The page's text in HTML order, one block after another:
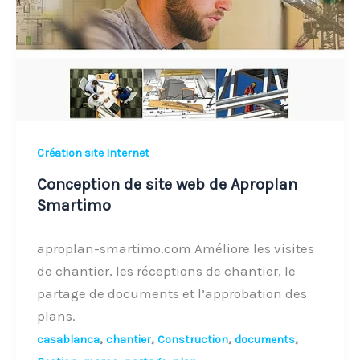
Création site Internet
Conception de site web de Aproplan
Smartimo
aproplan-smartimo.com Améliore les visites
de chantier, les réceptions de chantier, le
partage de documents et l’approbation des
plans.
casablanca, chantier, Construction, documents,
Aproplan
Smartimo